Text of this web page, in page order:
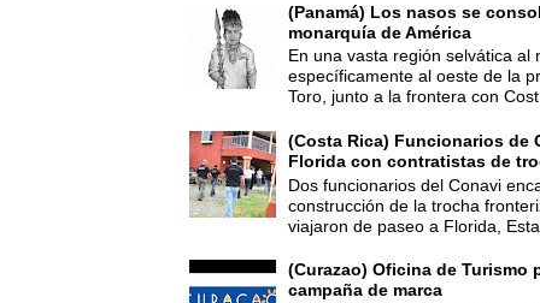
(Panamá) Los nasos se
monarquía de América
En una vasta región selvática al
específicamente al oeste de la
Toro, junto a la frontera con
(Costa Rica) Funcionarios de
Florida con contratistas de
Dos funcionarios del Conavi
construcción de la trocha
viajaron de paseo a Florida,
(Curazao) Oficina de Turismo
campaña de marca